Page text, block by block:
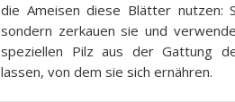
die Ameisen diese Blätter nutzen:
sondern zerkauen sie und
speziellen Pilz aus der Gattung
lassen, von dem sie sich ernähren.